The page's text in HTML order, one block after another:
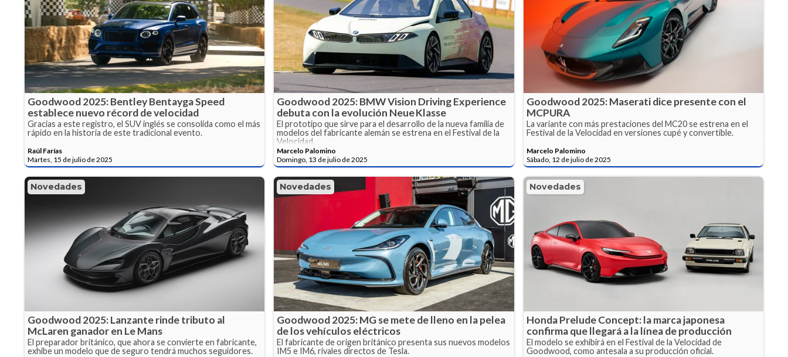
Goodwood 2025: Bentley Bentayga Speed
establece nuevo récord de velocidad
Gracias a este registro, el SUV inglés se consolida como el más
rápido en la historia de este tradicional evento.
Raúl Farías
Martes, 15 de julio de 2025
Goodwood 2025: BMW Vision Driving Experience
debuta con la evolución Neue Klasse
El prototipo que sirve para el desarrollo de la nueva familia de
modelos del fabricante alemán se estrena en el Festival de la
Velocidad.
Marcelo Palomino
Domingo, 13 de julio de 2025
Goodwood 2025: Maserati dice presente con el
MCPURA
La variante con más prestaciones del MC20 se estrena en el
Festival de la Velocidad en versiones cupé y convertible.
Marcelo Palomino
Sábado, 12 de julio de 2025
Novedades
Goodwood 2025: Lanzante rinde tributo al
McLaren ganador en Le Mans
El preparador británico, que ahora se convierte en fabricante,
exhibe un modelo que de seguro tendrá muchos seguidores.
Novedades
Goodwood 2025: MG se mete de lleno en la pelea
de los vehículos eléctricos
El fabricante de origen británico presenta sus nuevos modelos
IM5 e IM6, rivales directos de Tesla.
Novedades
Honda Prelude Concept: la marca japonesa
confirma que llegará a la línea de producción
El modelo se exhibirá en el Festival de la Velocidad de
Goodwood, como antesala a su producción oficial.